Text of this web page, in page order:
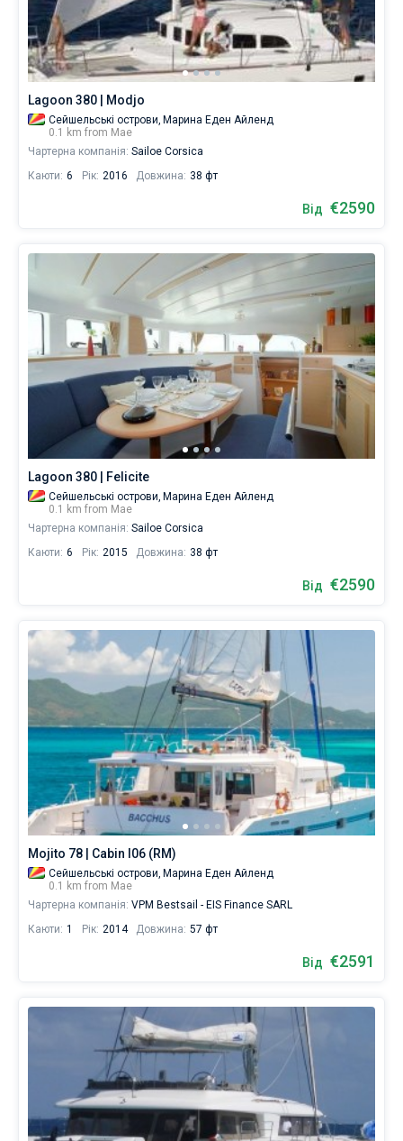
самостоятельного
плавання
Мае.
Наша
даних
моторної
бронювання
містить
для
незабутньої
Поруч
Вікторія.
Lagoon 380 | Modjo
Сейшельські острови, Марина Еден Айленд
0.1 km from Мае
Чартерна компанія: Sailoe Corsica
Каюти: 6 Рік: 2016 Довжина: 38 фт
Від €2590
Lagoon 380 | Felicite
Сейшельські острови, Марина Еден Айленд
0.1 km from Мае
Чартерна компанія: Sailoe Corsica
Каюти: 6 Рік: 2015 Довжина: 38 фт
Від €2590
Mojito 78 | Cabin I06 (RM)
Сейшельські острови, Марина Еден Айленд
0.1 km from Мае
Чартерна компанія: VPM Bestsail - EIS Finance SARL
Каюти: 1 Рік: 2014 Довжина: 57 фт
Від €2591
Без шкіпера
Зі шкіпером
Показати результати(0)